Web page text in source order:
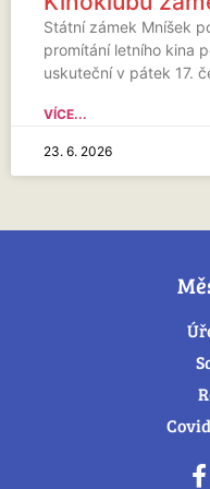
Státní zámek Mníšek
promítání letního kina
uskuteční v pátek 17.
VÍCE...
23. 6. 2026